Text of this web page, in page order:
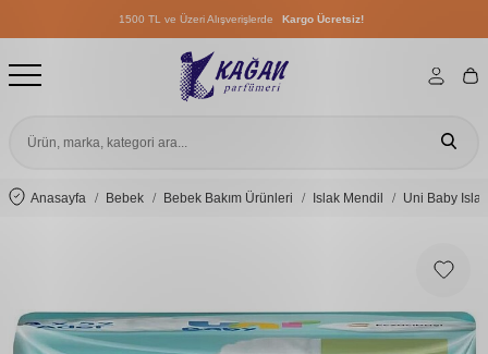
1500 TL ve Üzeri Alışverişlerde Kargo Ücretsiz!
1500 TL ve Üzeri Alışverişlerde
1500 TL ve Üzeri Alışverişlerde
Anasayfa Bebek Bebek Bakım Ürünleri Islak Mendil Uni Baby